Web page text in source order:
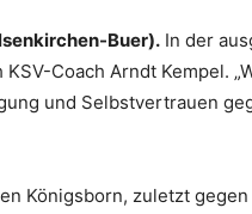
Buer). In der
Coach Arndt Kempel.
und Selbstvertrauen
Königsborn, zuletzt